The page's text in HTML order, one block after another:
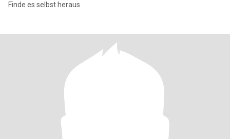
Finde es selbst heraus